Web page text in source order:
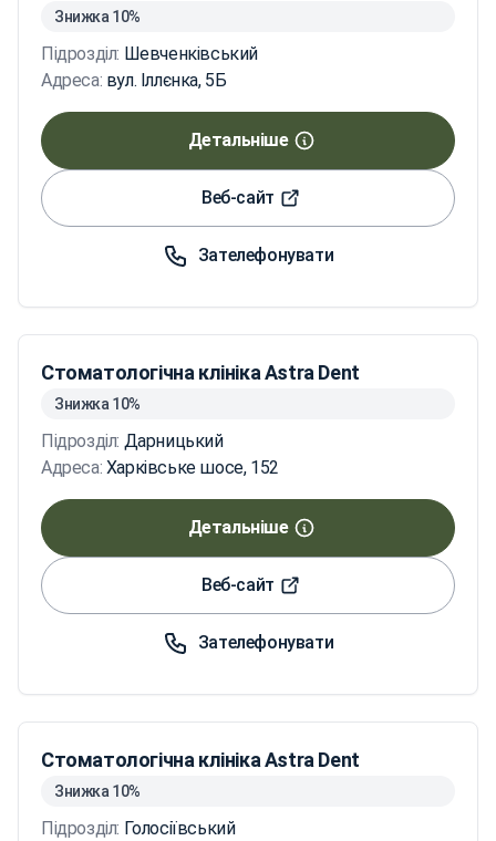
Знижка 10%
Підрозділ: Шевченківський
Адреса: вул. Іллєнка, 5Б
Детальніше
Веб-сайт
Зателефонувати
Стоматологічна клініка Astra Dent
Знижка 10%
Підрозділ: Дарницький
Адреса: Харківське шосе, 152
Детальніше
Веб-сайт
Зателефонувати
Стоматологічна клініка Astra Dent
Знижка 10%
Підрозділ: Голосіївський